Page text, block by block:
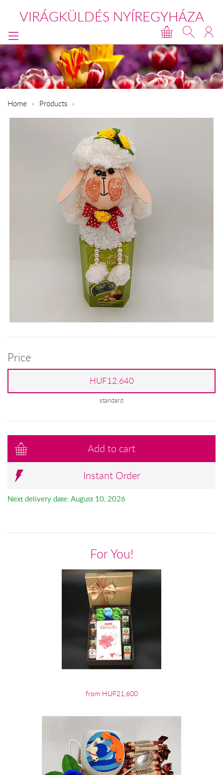
VIRÁGKÜLDÉS NYÍREGYHÁZA
Home Products
Price
HUF12,640
standard
Add to cart
Instant Order
Next delivery date: August 10, 2026
For You!
from HUF21,600